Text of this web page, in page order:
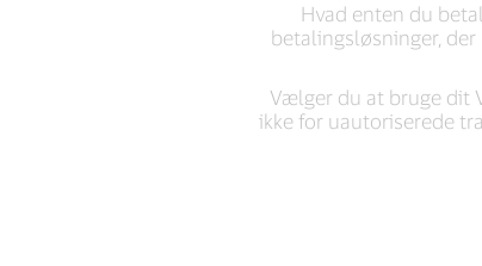
Hvad enten du
betalingsløsninger,
Vælger du at bruge dit
ikke for uautoriserede